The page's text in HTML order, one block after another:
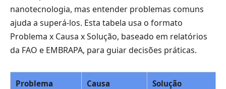
nanotecnologia, mas entender problemas comuns
ajuda a superá-los. Esta tabela usa o formato
Problema x Causa x Solução, baseado em relatórios
da FAO e EMBRAPA, para guiar decisões práticas.
Problema Causa Solução